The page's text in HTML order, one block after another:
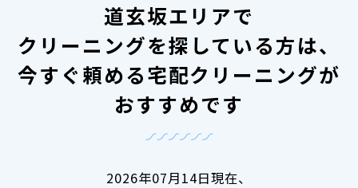
道玄坂エリアで
クリーニングを探している方は、
今すぐ頼める宅配クリーニングが
おすすめです
2026年07月14日現在、